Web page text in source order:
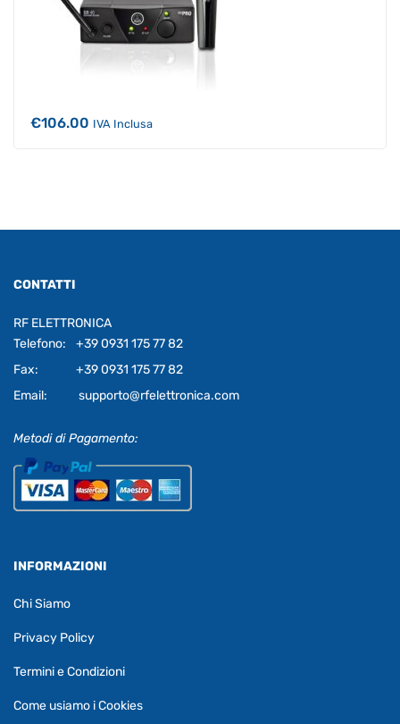
€106.00 IVA Inclusa
CONTATTI
RF ELETTRONICA
Telefono:
+39 0931 175 77 82
Fax:
+39 0931 175 77 82
Email:
supporto@rfelettronica.com
Metodi di Pagamento:
INFORMAZIONI
Chi Siamo
Privacy Policy
Termini e Condizioni
Come usiamo i Cookies